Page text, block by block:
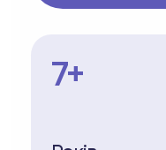
7+